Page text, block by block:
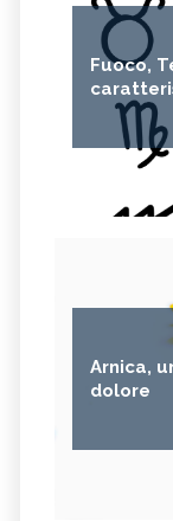
Fuoco,
Arnica,
dolore